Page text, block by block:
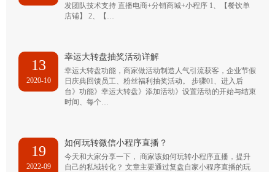
发团队技术支持 直播电商+分销商城+小程序 1、【餐饮单
店铺】 2、【…
13
2020-10
幸运大转盘抽奖活动详解
幸运大转盘功能，商家做活动制造人气引流获客，企业节假
日庆典回馈员工、粉丝福利抽奖活动。 步骤01、进入后
台》功能》幸运大转盘》添加活动》设置活动的开始与结束
时间、每个…
19
2022-09
如何玩转微信小程序直播？
今天和大家分享一下， 商家该如何玩转小程序直播，提升
自己的私域转化？ 文章主要通过复盘自家小程序直播的玩